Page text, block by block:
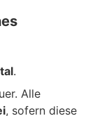
.
Alle
, sofern diese